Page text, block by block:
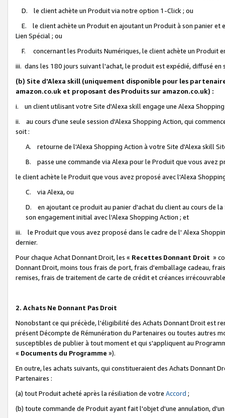
D. le client achète un Produit via notre option 1-Click ; ou
E. le client achète un Produit en ajoutant un Produit à son panier et
Lien Spécial ; ou
F. concernant les Produits Numériques, le client achète un Produit
iii. dans les 180 jours suivant l'achat, le produit est expédié, diffusé
(b) Site d'Alexa skill (uniquement disponible pour les
amazon.co.uk et proposant des Produits sur amazon.co.uk) :
i. un client utilisant votre Site d'Alexa skill engage une Alexa
ii. au cours d'une seule session d'Alexa Shopping Action, qui
soit :
A. retourne de l'Alexa Shopping Action à votre Site d'Alexa skill
B. passe une commande via Alexa pour le Produit que vous avez
le client achète le Produit que vous avez proposé avec l'Alexa
C. via Alexa, ou
D. en ajoutant ce produit au panier d'achat du client au cours de
son engagement initial avec l'Alexa Shopping Action ; et
iii. le Produit que vous avez proposé dans le cadre de l' Alexa
dernier.
Pour chaque Achat Donnant Droit, les « Recettes Donnant Droit »
Donnant Droit, moins tous frais de port, frais d'emballage cadeau,
remises, frais de traitement de carte de crédit et créances
2. Achats Ne Donnant Pas Droit
Nonobstant ce qui précède, l'éligibilité des Achats Donnant Droit est
présent Décompte de Rémunération du Partenaires ou toutes autres
susceptibles de publier à tout moment et qui s'appliquent au
« Documents du Programme »).
En outre, les achats suivants, qui constitueraient des Achats Donnant
Partenaires :
(a) tout Produit acheté après la résiliation de votre Accord ;
(b) toute commande de Produit ayant fait l'objet d'une annulation,